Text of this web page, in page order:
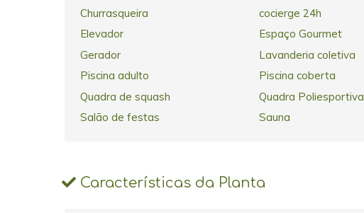
Churrasqueira
cocierge 24h
Elevador
Espaço Gourmet
Gerador
Lavanderia coletiva
Piscina adulto
Piscina coberta
Quadra de squash
Quadra Poliesportiva
Salão de festas
Sauna
Características da Planta